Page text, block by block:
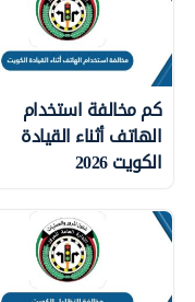
كم مخالفة استخدام
الهاتف أثناء القيادة
الكويت 2026